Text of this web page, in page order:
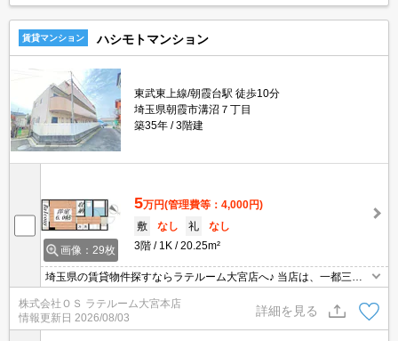
賃貸マンション ハシモトマンション
東武東上線/朝霞台駅 徒歩10分
埼玉県朝霞市溝沼７丁目
築35年
3階建
画像：29枚
5万円(管理費等：4,000円)
敷
なし 礼
なし
3階
1K 20.25m²
埼玉県の賃貸物件探すならラテルーム大宮店へ♪ 当店は、一都三県
の中でも埼玉県に特化しておりますので、納得のお部屋探しが提供
可能！インターネット上に公開されてない物件多数取扱っておりま
す。初期費用のキャンペーン物件も御座いまして、お支払いは分割
支払いも対応しております。 ※当物件は、仲介手数料のご負担0円
株式会社ＯＳ ラテルーム大宮本店
情報更新日 2026/08/03
詳細を見る